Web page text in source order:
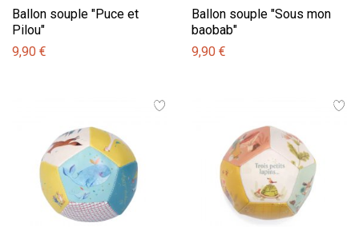
Ballon souple "Puce et
Pilou"
9,90 €
Ballon souple "Sous mon
baobab"
9,90 €